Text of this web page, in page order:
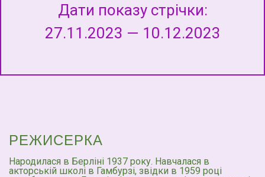
Дати показу стрічки:
27.11.2023 — 10.12.2023
РЕЖИСЕРКА
Народилася в Берліні 1937 року. Навчалася в
акторській школі в Гамбурзі, звідки в 1959 році